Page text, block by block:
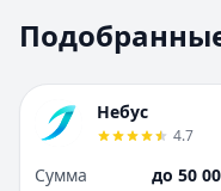
Небус
4.7
Сумма
до 50